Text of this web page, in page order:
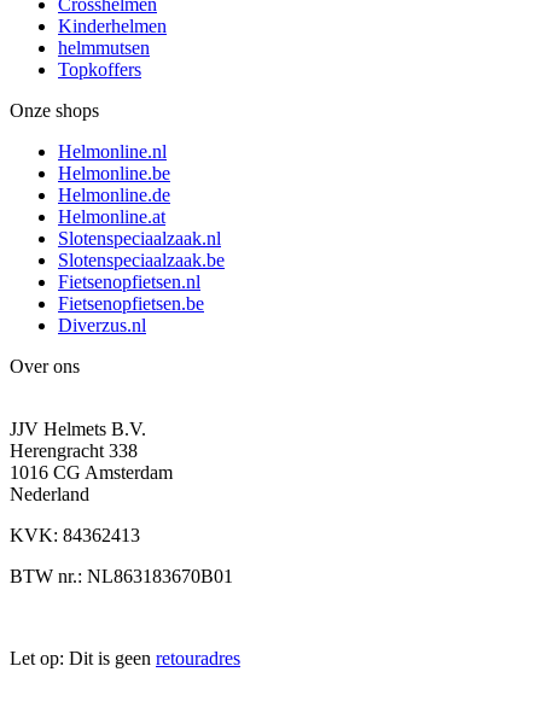
Crosshelmen
Kinderhelmen
helmmutsen
Topkoffers
Onze shops
Helmonline.nl
Helmonline.be
Helmonline.de
Helmonline.at
Slotenspeciaalzaak.nl
Slotenspeciaalzaak.be
Fietsenopfietsen.nl
Fietsenopfietsen.be
Diverzus.nl
Over ons
JJV Helmets B.V.
Herengracht 338
1016 CG Amsterdam
Nederland
KVK: 84362413
BTW nr.: NL863183670B01
Let op: Dit is geen retouradres